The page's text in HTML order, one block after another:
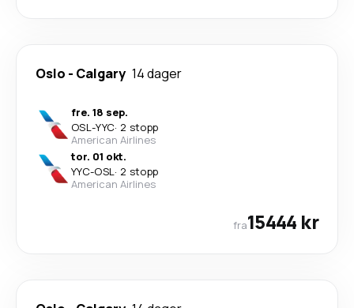
Oslo - Calgary 14 dager
fre. 18 sep.
OSL-YYC· 2 stopp
American Airlines
tor. 01 okt.
YYC-OSL· 2 stopp
American Airlines
fra15444 kr